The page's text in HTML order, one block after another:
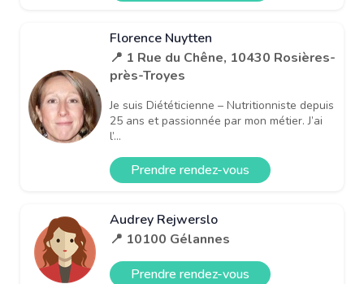
Florence Nuytten
📍 1 Rue du Chêne, 10430 Rosières-
près-Troyes
Je suis Diététicienne – Nutritionniste depuis
25 ans et passionnée par mon métier. J’ai
l’...
Prendre rendez-vous
Audrey Rejwerslo
📍 10100 Gélannes
Prendre rendez-vous